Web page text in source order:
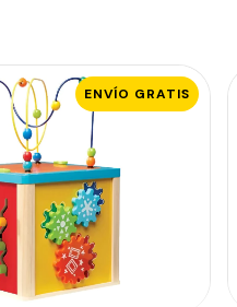
ENVÍO GRATIS